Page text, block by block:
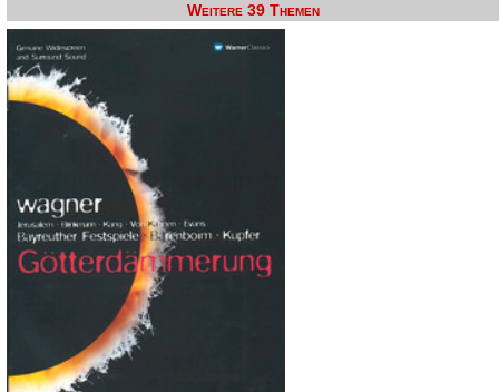
Weitere 39 Themen